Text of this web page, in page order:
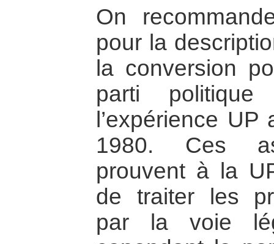
On
pour la
la conversion
parti
l’expérience
1980. Ces
prouvent à la
de traiter les
par la voie